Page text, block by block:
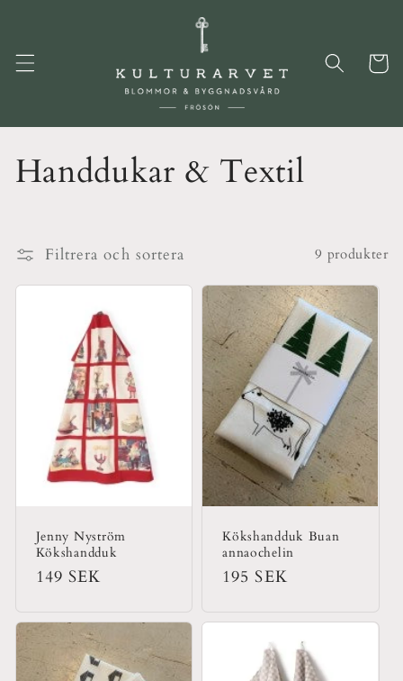
P
o
d
e
:
Handdukar & Textil
Filtrera och sortera 9 produkter
Jenny Nyström
Kökshandduk
Ordinarie
149 SEK
Kökshandduk Buan
annaochelin
Ordinarie
195 SEK